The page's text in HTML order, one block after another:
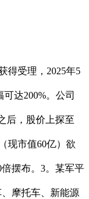
得受理，2025年5
达200%。公司
后，股价上探至
现市值60亿）欲
摆布。3。某军平
摩托车、新能源